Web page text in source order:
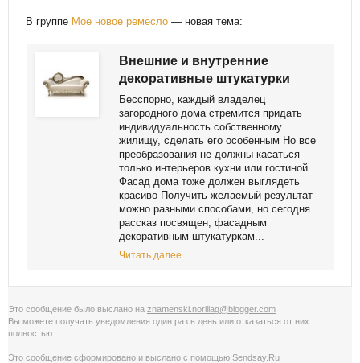
В группе Мое новое ремесло — новая тема:
Внешние и внутренние
декоративные штукатурки
Бесспорно, каждый владелец
загородного дома стремится придать
индивидуальность собственному
жилищу, сделать его особенным Но все
преобразования не должны касаться
только интерьеров кухни или гостиной
Фасад дома тоже должен выглядеть
красиво Получить желаемый результат
можно разными способами, но сегодня
рассказ посвящен, фасадным
декоративным штукатуркам...
Читать далее...
Это сообщение было выслано на znamenski.norillag@blogger.com
Вы можете получать уведомления один раз в день или отказаться от них
полностью
Это сообщение сформировано и выслано с помощью Sendsay.Ru